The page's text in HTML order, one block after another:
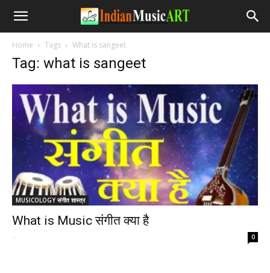
Home Tags What is sangeet
Tag: what is sangeet
MUSICOLOGY संगीत शास्त्र
What is Music संगीत क्या है
- 0